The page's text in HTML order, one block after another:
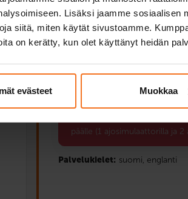
Lisäksi jaamme sosiaalisen
siitä, miten käytät sivustoamme.
on kerätty, kun olet käyttänyt heidän
evästeet Muokkaa
Turva-kurssi on perusteellisin
sinulle, joka haluat paljon
päälle (1 ajosimulaattorilla ja 2
Palvelukielet: suomi, englanti